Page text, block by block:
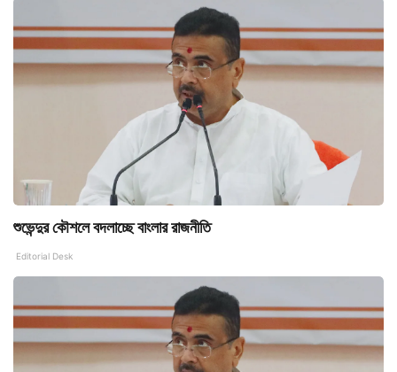
শুভেন্দুর কৌশলে বদলাচ্ছে বাংলার রাজনীতি
Editorial Desk